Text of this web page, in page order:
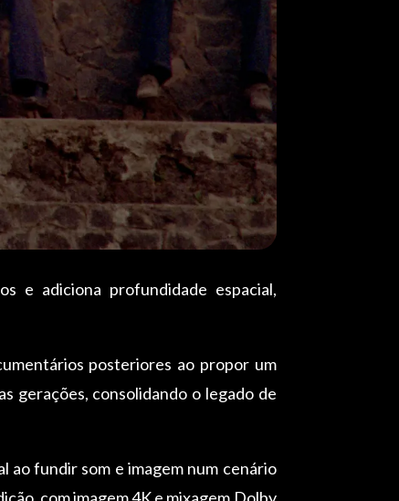
e adiciona profundidade espacial,
posteriores ao propor um
gerações, consolidando o legado de
fundir som e imagem num cenário